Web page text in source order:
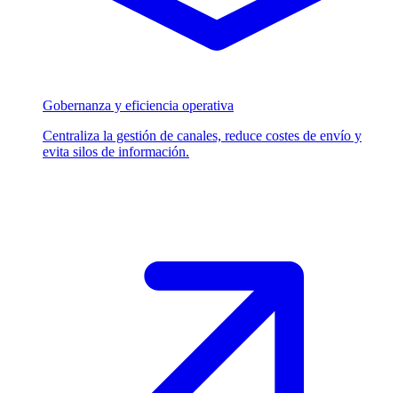
Gobernanza y eficiencia operativa
Centraliza la gestión de canales, reduce costes de envío y
evita silos de información.